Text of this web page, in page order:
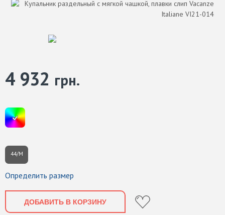
44/M
Определить размер
4 932 грн.
ДОБАВИТЬ В КОРЗИНУ